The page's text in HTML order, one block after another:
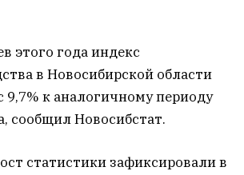
этого года индекс
в Новосибирской области
9,7% к аналогичному периоду
сообщил Новосибстат.
статистики зафиксировали в